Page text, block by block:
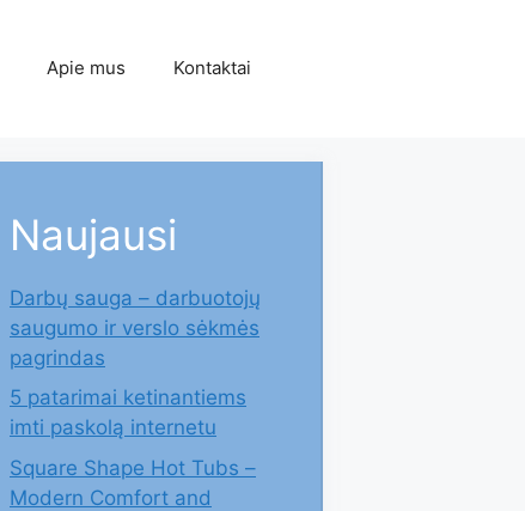
Apie mus Kontaktai
Naujausi
Darbų sauga – darbuotojų
saugumo ir verslo sėkmės
pagrindas
5 patarimai ketinantiems
imti paskolą internetu
Square Shape Hot Tubs –
Modern Comfort and